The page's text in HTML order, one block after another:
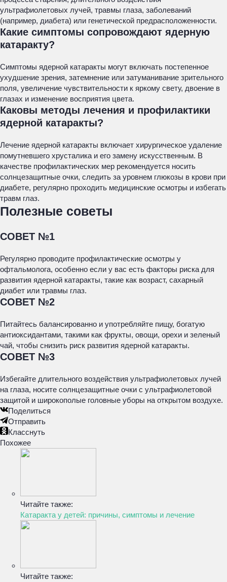
ультрафиолетовых лучей, травмы глаза, заболеваний
(например, диабета) или генетической предрасположенности.
Какие симптомы сопровождают ядерную
катаракту?
Симптомы ядерной катаракты могут включать постепенное
ухудшение зрения, затемнение или затуманивание зрительного
поля, увеличение чувствительности к яркому свету, двоение в
глазах и изменение восприятия цвета.
Каковы методы лечения и профилактики
ядерной катаракты?
Лечение ядерной катаракты включает хирургическое удаление
помутневшего хрусталика и его замену искусственным. В
качестве профилактических мер рекомендуется носить
солнцезащитные очки, следить за уровнем глюкозы в крови при
диабете, регулярно проходить медицинские осмотры и избегать
травм глаз.
Полезные советы
СОВЕТ №1
Регулярно проводите профилактические осмотры у
офтальмолога, особенно если у вас есть факторы риска для
развития ядерной катаракты, такие как возраст, сахарный
диабет или травмы глаз.
СОВЕТ №2
Питайтесь балансированно и употребляйте пищу, богатую
антиоксидантами, такими как фрукты, овощи, орехи и зеленый
чай, чтобы снизить риск развития ядерной катаракты.
СОВЕТ №3
Избегайте длительного воздействия ультрафиолетовых лучей
на глаза, носите солнцезащитные очки с ультрафиолетовой
защитой и широкополые головные уборы на открытом воздухе.
Поделиться
Отправить
Класснуть
Похожее
Читайте также:
Катаракта у детей: причины, симптомы и лечение
Читайте также: